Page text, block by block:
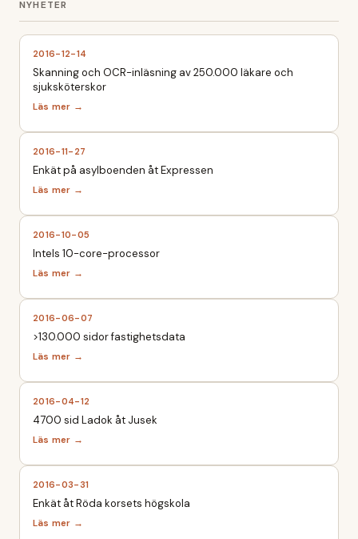
2016-12-14
Skanning och OCR-inläsning av 250.000 läkare och
sjuksköterskor
2016-11-27
Enkät på asylboenden åt Expressen
2016-10-05
Intels 10-core-processor
2016-06-07
>130.000 sidor fastighetsdata
2016-04-12
4700 sid Ladok åt Jusek
2016-03-31
Enkät åt Röda korsets högskola